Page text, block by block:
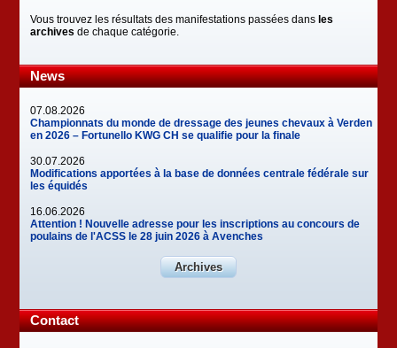
Vous trouvez les résultats des manifestations passées dans les
archives de chaque catégorie.
News
07.08.2026
Championnats du monde de dressage des jeunes chevaux à Verden
en 2026 – Fortunello KWG CH se qualifie pour la finale
30.07.2026
Modifications apportées à la base de données centrale fédérale sur
les équidés
16.06.2026
Attention ! Nouvelle adresse pour les inscriptions au concours de
poulains de l'ACSS le 28 juin 2026 à Avenches
Archives
Contact